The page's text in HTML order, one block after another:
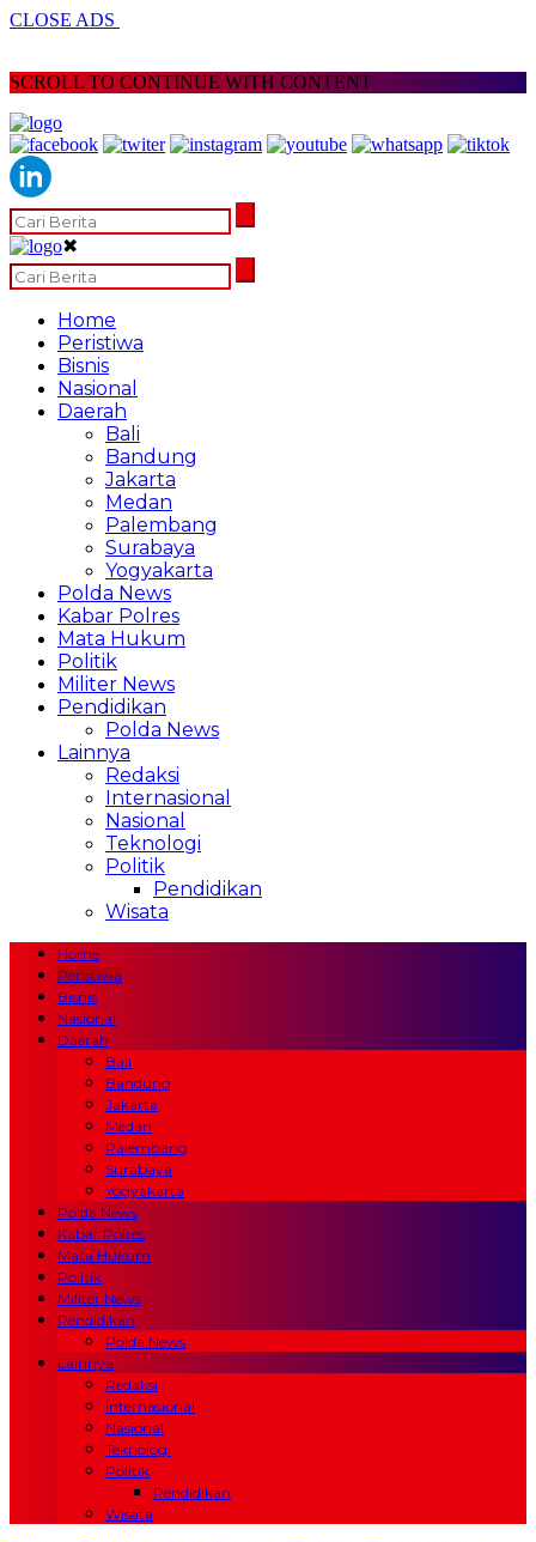
CLOSE ADS
SCROLL TO CONTINUE WITH CONTENT
✖
Home
Peristiwa
Bisnis
Nasional
Daerah
Bali
Bandung
Jakarta
Medan
Palembang
Surabaya
Yogyakarta
Polda News
Kabar Polres
Mata Hukum
Politik
Militer News
Pendidikan
Polda News
Lainnya
Redaksi
Internasional
Nasional
Teknologi
Politik
Pendidikan
Wisata
Home
Peristiwa
Bisnis
Nasional
Daerah
Bali
Bandung
Jakarta
Medan
Palembang
Surabaya
Yogyakarta
Polda News
Kabar Polres
Mata Hukum
Politik
Militer News
Pendidikan
Polda News
Lainnya
Redaksi
Internasional
Nasional
Teknologi
Politik
Pendidikan
Wisata